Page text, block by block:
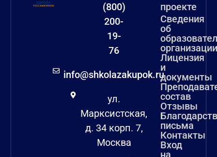
(800)
200-
19-
76
info@shkolazakupok.ru
ул.
Марксистская,
д. 34 корп. 7,
Москва
проекте
Сведения
об
организации
Лицензия
и
документы
состав
Отзывы
письма
Контакты
Вход
на